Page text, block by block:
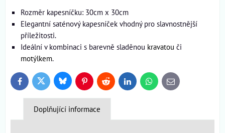
Rozměr kapesníčku: 30cm x 30cm
Elegantní saténový kapesníček vhodný pro slavnostnější
příležitosti.
Ideální v kombinaci s barevně sladěnou kravatou či
motýlkem.
FacebookTwitter BlueskyPinterestReddit LinkedInWhatsApp
E-
mail
Doplňující informace